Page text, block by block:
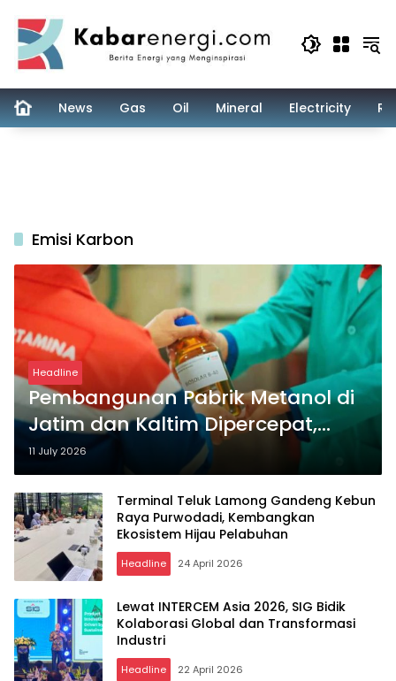
content
News Gas Oil Mineral Electricity
Emisi Karbon
Headline
Pembangunan Pabrik Metanol di
Jatim dan Kaltim Dipercepat,
Dukung Ketahanan Energi
Nasional
11 July 2026
Terminal Teluk Lamong Gandeng Kebun
Raya Purwodadi, Kembangkan
Ekosistem Hijau Pelabuhan
Headline 24 April 2026
Lewat INTERCEM Asia 2026, SIG Bidik
Kolaborasi Global dan Transformasi
Industri
Headline 22 April 2026